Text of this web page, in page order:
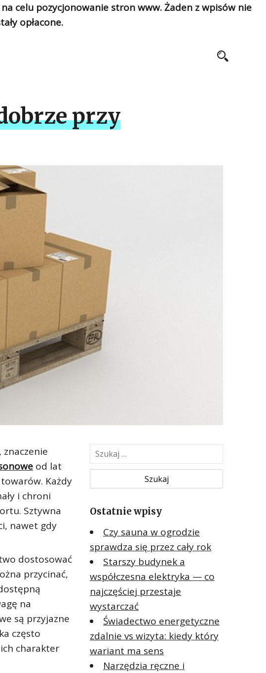
celu pozycjonowanie stron www. Żaden z wpisów nie
opłacone.
przy
od lat
Każdy
i chroni
Sztywna
nawet gdy
dostosować
przycinać,
na
są przyjazne
często
charakter
z
k
jOstatnie wpisy
Czy sauna w ogrodzie
sprawdza się przez cały rok
Starszy budynek a
współczesna elektryka — co
najczęściej przestaje
wystarczać
Świadectwo energetyczne
zdalnie vs wizyta: kiedy który
wariant ma sens
Narzędzia ręczne i